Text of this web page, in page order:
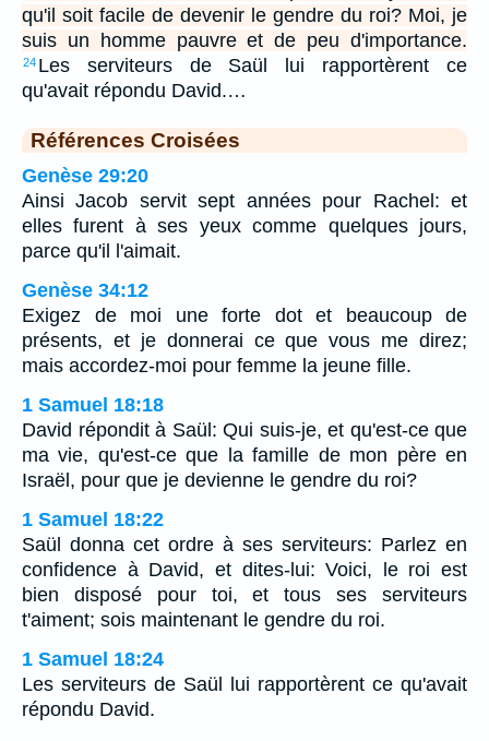
qu'il soit facile de devenir le gendre du roi? Moi, je
suis un homme pauvre et de peu d'importance.
24 Les serviteurs de Saül lui rapportèrent ce
qu'avait répondu David.…
Références Croisées
Genèse 29:20
Ainsi Jacob servit sept années pour Rachel: et
elles furent à ses yeux comme quelques jours,
parce qu'il l'aimait.
Genèse 34:12
Exigez de moi une forte dot et beaucoup de
présents, et je donnerai ce que vous me direz;
mais accordez-moi pour femme la jeune fille.
1 Samuel 18:18
David répondit à Saül: Qui suis-je, et qu'est-ce que
ma vie, qu'est-ce que la famille de mon père en
Israël, pour que je devienne le gendre du roi?
1 Samuel 18:22
Saül donna cet ordre à ses serviteurs: Parlez en
confidence à David, et dites-lui: Voici, le roi est
bien disposé pour toi, et tous ses serviteurs
t'aiment; sois maintenant le gendre du roi.
1 Samuel 18:24
Les serviteurs de Saül lui rapportèrent ce qu'avait
répondu David.